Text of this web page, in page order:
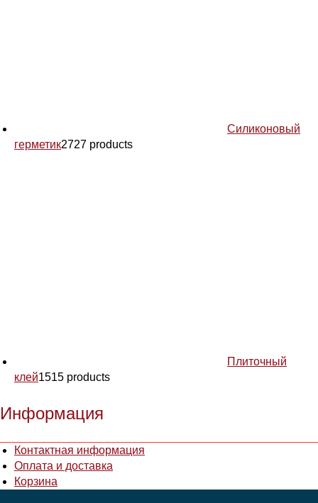
Силиконовый
герметик2727 products
Плиточный
клей1515 products
Информация
Контактная информация
Оплата и доставка
Корзина